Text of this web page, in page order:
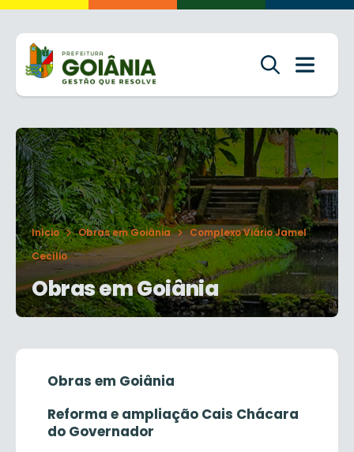
Início Obras em Goiânia
Complexo Viário Jamel
Cecílio
Obras em Goiânia
Obras em Goiânia
Reforma e ampliação Cais Chácara
do Governador